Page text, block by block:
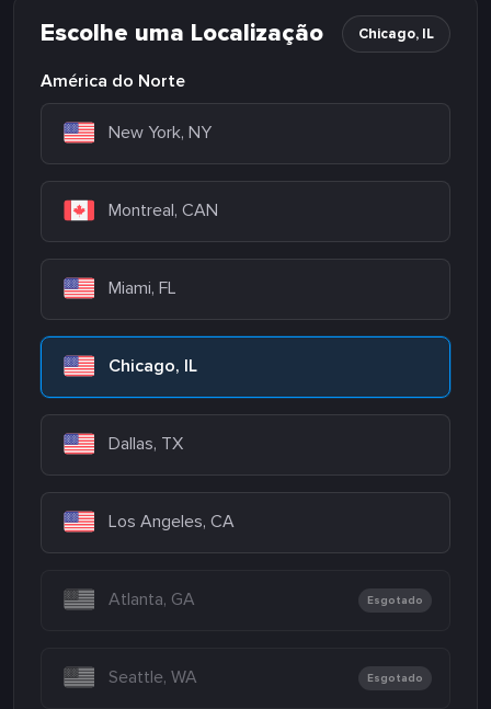
Escolhe uma Localização Chicago, IL
América do Norte
New York, NY
Montreal, CAN
Miami, FL
Chicago, IL
Dallas, TX
Los Angeles, CA
Atlanta, GA Esgotado
Seattle, WA Esgotado